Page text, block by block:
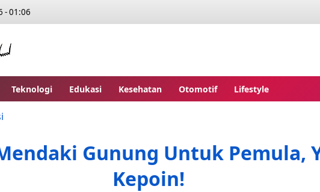
- 01:06
Teknologi Edukasi Kesehatan Otomotif Lifestyle
Gunung Untuk Pemula,
Kepoin!